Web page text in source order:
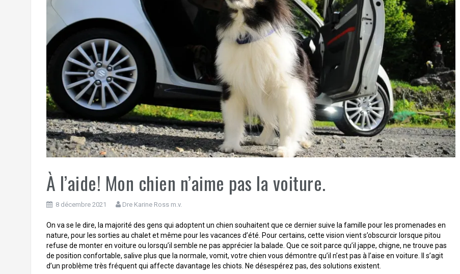
À l’aide! Mon chien n’aime pas la voiture.
8 décembre 2021 Dre Karine Ross m.v.
On va se le dire, la majorité des gens qui adoptent un chien souhaitent que ce dernier suive la famille pour les promenades en
nature, pour les sorties au chalet et même pour les vacances d’été. Pour certains, cette vision vient s’obscurcir lorsque pitou
refuse de monter en voiture ou lorsqu’il semble ne pas apprécier la balade. Que ce soit parce qu’il jappe, chigne, ne trouve pas
de position confortable, salive plus que la normale, vomit, votre chien vous démontre qu’il n’est pas à l’aise en voiture. Il s’agit
d’un problème très fréquent qui affecte davantage les chiots. Ne désespérez pas, des solutions existent.